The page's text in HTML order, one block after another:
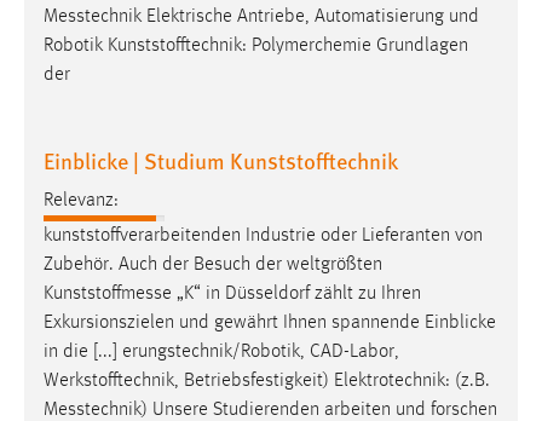
Messtechnik Elektrische Antriebe, Automatisierung und
Robotik Kunststofftechnik: Polymerchemie Grundlagen
der
Einblicke | Studium Kunststofftechnik
Relevanz:
kunststoffverarbeitenden Industrie oder Lieferanten von
Zubehör. Auch der Besuch der weltgrößten
Kunststoffmesse „K“ in Düsseldorf zählt zu Ihren
Exkursionszielen und gewährt Ihnen spannende Einblicke
in die [...] erungstechnik/Robotik, CAD-Labor,
Werkstofftechnik, Betriebsfestigkeit) Elektrotechnik: (z.B.
Messtechnik) Unsere Studierenden arbeiten und forschen